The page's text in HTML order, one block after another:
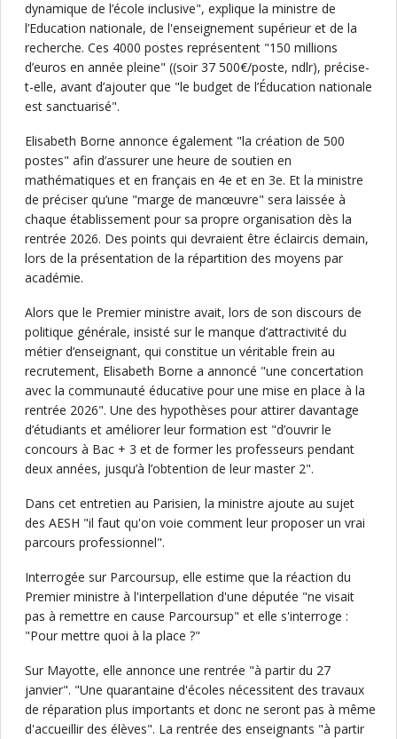
dynamique de l’école inclusive", explique la ministre de
l’Education nationale, de l'enseignement supérieur et de la
recherche. Ces 4000 postes représentent "150 millions
d’euros en année pleine" ((soir 37 500€/poste, ndlr), précise-
t-elle, avant d’ajouter que "le budget de l’Éducation nationale
est sanctuarisé".
Elisabeth Borne annonce également "la création de 500
postes" afin d’assurer une heure de soutien en
mathématiques et en français en 4e et en 3e. Et la ministre
de préciser qu’une "marge de manœuvre" sera laissée à
chaque établissement pour sa propre organisation dès la
rentrée 2026. Des points qui devraient être éclaircis demain,
lors de la présentation de la répartition des moyens par
académie.
Alors que le Premier ministre avait, lors de son discours de
politique générale, insisté sur le manque d’attractivité du
métier d’enseignant, qui constitue un véritable frein au
recrutement, Elisabeth Borne a annoncé "une concertation
avec la communauté éducative pour une mise en place à la
rentrée 2026". Une des hypothèses pour attirer davantage
d’étudiants et améliorer leur formation est "d’ouvrir le
concours à Bac + 3 et de former les professeurs pendant
deux années, jusqu’à l’obtention de leur master 2".
Dans cet entretien au Parisien, la ministre ajoute au sujet
des AESH "il faut qu'on voie comment leur proposer un vrai
parcours professionnel".
Interrogée sur Parcoursup, elle estime que la réaction du
Premier ministre à l'interpellation d'une députée "ne visait
pas à remettre en cause Parcoursup" et elle s'interroge :
"Pour mettre quoi à la place ?"
Sur Mayotte, elle annonce une rentrée "à partir du 27
janvier". "Une quarantaine d'écoles nécessitent des travaux
de réparation plus importants et donc ne seront pas à même
d'accueillir des élèves". La rentrée des enseignants "à partir